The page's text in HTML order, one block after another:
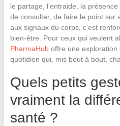
le partage, l’entraide, la
de consulter, de faire le point sur
aux signaux du corps, c’est
bien-être. Pour ceux qui veulent
PharmaHuboffre une exploration
quotidien qui, mis bout à bout,
Quels petits
vraiment la
santé ?